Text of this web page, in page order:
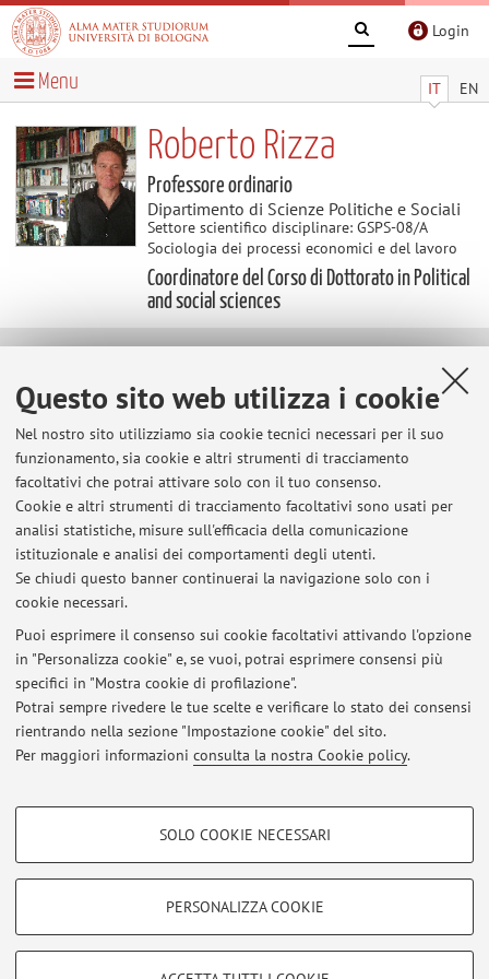
Questo sito web utilizza i cookie
Nel nostro sito utilizziamo sia cookie tecnici necessari per il suo
funzionamento, sia cookie e altri strumenti di tracciamento
facoltativi che potrai attivare solo con il tuo consenso.
Cookie e altri strumenti di tracciamento facoltativi sono usati per
analisi statistiche, misure sull'efficacia della comunicazione
istituzionale e analisi dei comportamenti degli utenti.
Se chiudi questo banner continuerai la navigazione solo con i
cookie necessari.
Puoi esprimere il consenso sui cookie facoltativi attivando l'opzione
in "Personalizza cookie" e, se vuoi, potrai esprimere consensi più
specifici in "Mostra cookie di profilazione".
Potrai sempre rivedere le tue scelte e verificare lo stato dei consensi
rientrando nella sezione "Impostazione cookie" del sito.
Per maggiori informazioni consulta la nostra Cookie policy.
COOKIE DI PROFILAZIONE - FACOLTATIVI
COOKIE TECNICI - NECESSARI
SOLO COOKIE NECESSARI
PERSONALIZZA COOKIE
Login
IT EN
Menu
Roberto Rizza
Professore ordinario
Dipartimento di Scienze Politiche e Sociali
Settore scientifico disciplinare: GSPS-08/A
Sociologia dei processi economici e del lavoro
Coordinatore del Corso di Dottorato in Political
and social sciences
Scarica Curriculum Vitae (. June 2026 .pdf 206KB )
Risultati esame Sociologia economica e del lavoro
Pubblicato il: 29 dicembre 2025
Risultati esame Politiche del lavoro
Pubblicato il: 22 dicembre 2025
Area riservata
Accedi tramiteloginper gestire tutti i contenuti del sito.